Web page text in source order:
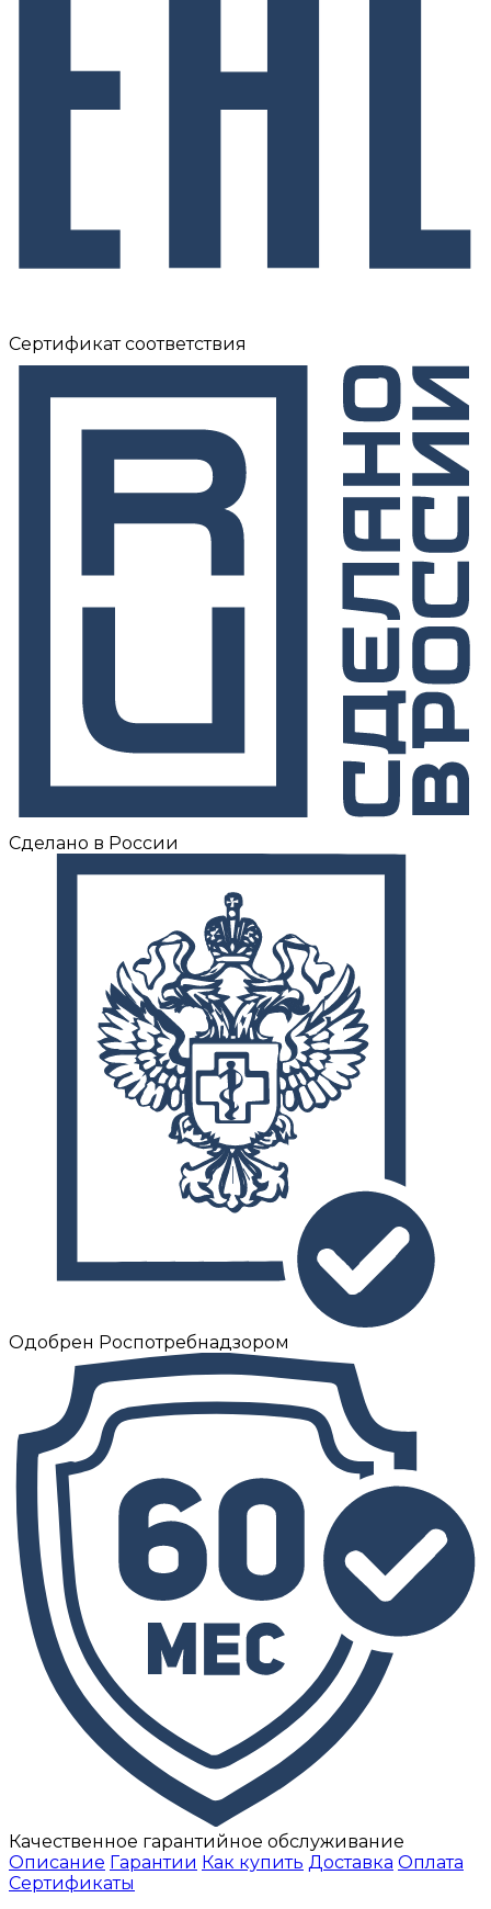
Сертификат соответствия
Сделано в России
Одобрен Роспотребнадзором
Качественное гарантийное обслуживание
Описание Гарантии Как купить Доставка Оплата
Сертификаты